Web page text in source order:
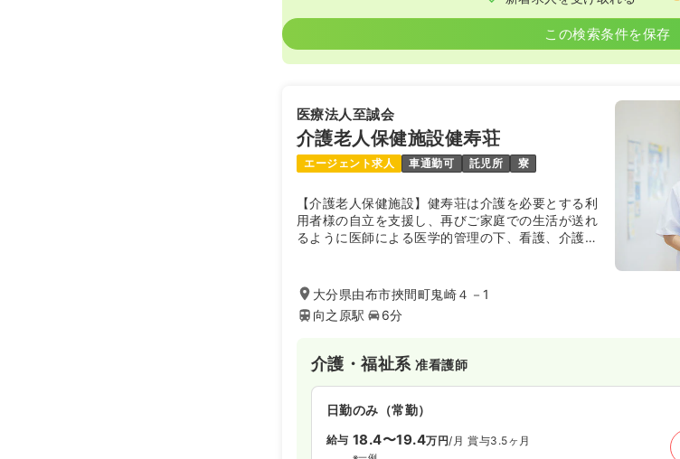
この検索条件を保存
医療法人至誠会
介護老人保健施設健寿荘
エージェント求人 車通勤可 託児所 寮
【介護老人保健施設】健寿荘は介護を必要とする利
用者様の自立を支援し、再びご家庭での生活が送れ
るように医師による医学的管理の下、看護、介護と
ーションや管理栄養士による食事の提供や入浴など
の日常生活支援までを合わせてご提供する施設で
す。
自然環境の中にあります。
大分県由布市挾間町鬼崎４－1
向之原駅
6分
介護・福祉系准看護師
日勤のみ（常勤）
給与 18.4〜19.4万円/月 賞与3.5ヶ月